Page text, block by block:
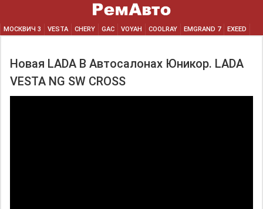
МОСКВИЧ 3 VESTA CHERY GAC VOYAH COOLRAY EMGRAND 7 EXEED
Новая LADA В Автосалонах Юникор. LADA
VESTA NG SW CROSS